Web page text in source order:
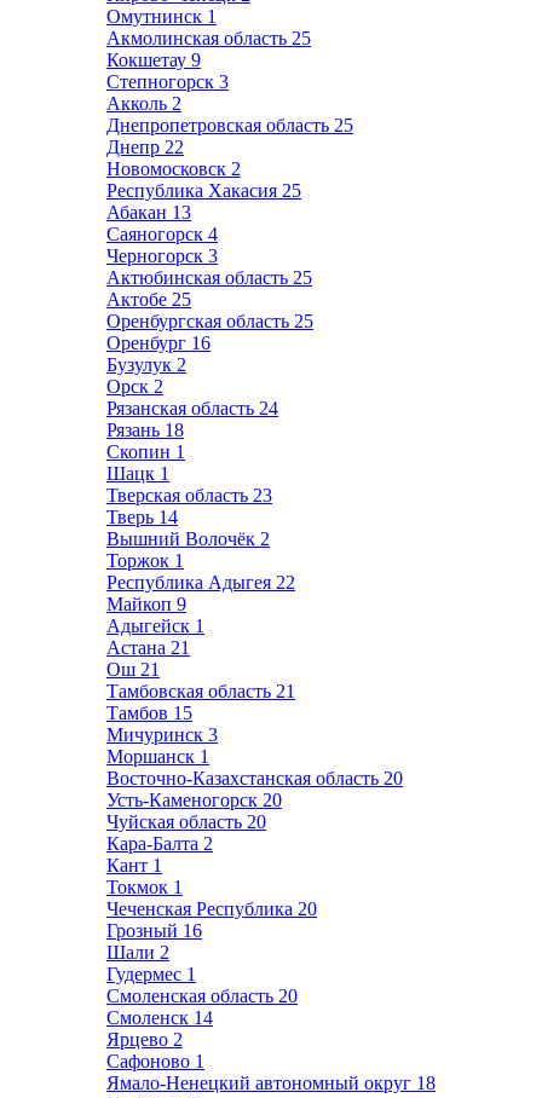
Омутнинск 1
Акмолинская область 25
Кокшетау 9
Степногорск 3
Акколь 2
Днепропетровская область 25
Днепр 22
Новомосковск 2
Республика Хакасия 25
Абакан 13
Саяногорск 4
Черногорск 3
Актюбинская область 25
Актобе 25
Оренбургская область 25
Оренбург 16
Бузулук 2
Орск 2
Рязанская область 24
Рязань 18
Скопин 1
Шацк 1
Тверская область 23
Тверь 14
Вышний Волочёк 2
Торжок 1
Республика Адыгея 22
Майкоп 9
Адыгейск 1
Астана 21
Ош 21
Тамбовская область 21
Тамбов 15
Мичуринск 3
Моршанск 1
Восточно-Казахстанская область 20
Усть-Каменогорск 20
Чуйская область 20
Кара-Балта 2
Кант 1
Токмок 1
Чеченская Республика 20
Грозный 16
Шали 2
Гудермес 1
Смоленская область 20
Смоленск 14
Ярцево 2
Сафоново 1
Ямало-Ненецкий автономный округ 18